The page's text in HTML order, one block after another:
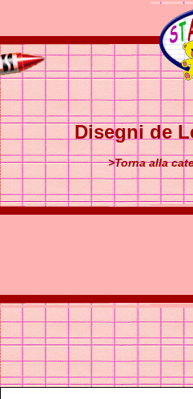
Disegni de
>Torna alla